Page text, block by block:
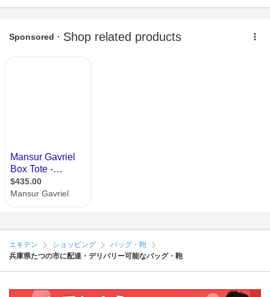
エキテン ショッピング
バッグ・鞄
兵庫県たつの市に配達・デリバリー可能なバッグ・鞄